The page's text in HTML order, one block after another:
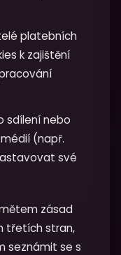
platebních
k zajištění
sdílení nebo
(např.
své
zásad
třetích stran,
seznámit se s